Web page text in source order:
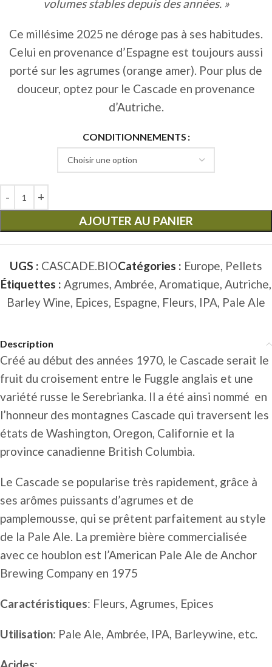
volumes stables depuis des années. »
Ce millésime 2025 ne déroge pas à ses habitudes.
Celui en provenance d’Espagne est toujours aussi
porté sur les agrumes (orange amer). Pour plus de
douceur, optez pour le Cascade en provenance
d’Autriche.
CONDITIONNEMENTS
AJOUTER AU PANIER
UGS : CASCADE.BIOCatégories : Europe, Pellets
Étiquettes : Agrumes, Ambrée, Aromatique, Autriche,
Barley Wine, Epices, Espagne, Fleurs, IPA, Pale Ale
Description
Créé au début des années 1970, le Cascade serait le
fruit du croisement entre le Fuggle anglais et une
variété russe le Serebrianka. Il a été ainsi nommé en
l’honneur des montagnes Cascade qui traversent les
états de Washington, Oregon, Californie et la
province canadienne British Columbia.
Le Cascade se popularise très rapidement, grâce à
ses arômes puissants d’agrumes et de
pamplemousse, qui se prêtent parfaitement au style
de la Pale Ale. La première bière commercialisée
avec ce houblon est l’American Pale Ale de Anchor
Brewing Company en 1975
Caractéristiques: Fleurs, Agrumes, Epices
Utilisation: Pale Ale, Ambrée, IPA, Barleywine, etc.